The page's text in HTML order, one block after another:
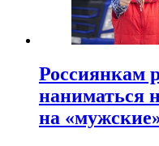
Россиянкам
наниматься
на